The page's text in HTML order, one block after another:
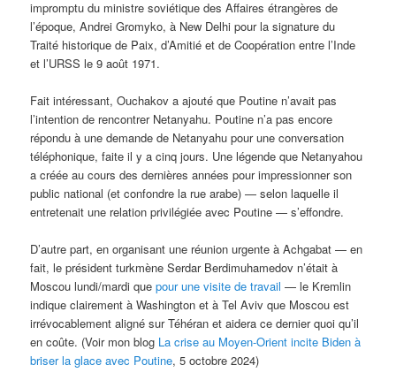
impromptu du ministre soviétique des Affaires étrangères de
l’époque, Andrei Gromyko, à New Delhi pour la signature du
Traité historique de Paix, d’Amitié et de Coopération entre l’Inde
et l’URSS le 9 août 1971.
Fait intéressant, Ouchakov a ajouté que Poutine n’avait pas
l’intention de rencontrer Netanyahu. Poutine n’a pas encore
répondu à une demande de Netanyahu pour une conversation
téléphonique, faite il y a cinq jours. Une légende que Netanyahou
a créée au cours des dernières années pour impressionner son
public national (et confondre la rue arabe) — selon laquelle il
entretenait une relation privilégiée avec Poutine — s’effondre.
D’autre part, en organisant une réunion urgente à Achgabat — en
fait, le président turkmène Serdar Berdimuhamedov n’était à
Moscou lundi/mardi quepour une visite de travail — le Kremlin
indique clairement à Washington et à Tel Aviv que Moscou est
irrévocablement aligné sur Téhéran et aidera ce dernier quoi qu’il
en coûte. (Voir mon blog La crise au Moyen-Orient incite Biden à
briser la glace avec Poutine, 5 octobre 2024)